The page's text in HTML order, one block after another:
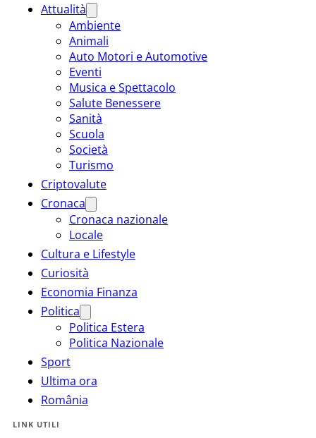
Attualità
Ambiente
Animali
Auto Motori e Automotive
Eventi
Musica e Spettacolo
Salute Benessere
Sanità
Scuola
Società
Turismo
Criptovalute
Cronaca
Cronaca nazionale
Locale
Cultura e Lifestyle
Curiosità
Economia Finanza
Politica
Politica Estera
Politica Nazionale
Sport
Ultima ora
România
LINK UTILI